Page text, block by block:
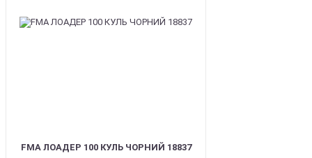
FMA ЛОАДЕР 100 КУЛЬ ЧОРНИЙ 18837